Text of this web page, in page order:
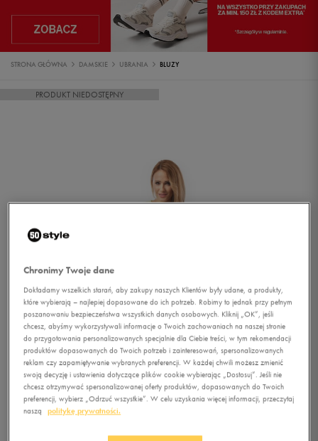
STRONA GŁÓWNA DAMSKIE UBRANIA BLUZY
PRODUKT NIEDOSTĘPNY
Chronimy Twoje dane
Dokładamy wszelkich starań, aby zakupy naszych Klientów były udane, a produkty,
które wybierają – najlepiej dopasowane do ich potrzeb. Robimy to jednak przy pełnym
poszanowaniu bezpieczeństwa wszystkich danych osobowych. Kliknij „OK”, jeśli
chcesz, abyśmy wykorzystywali informacje o Twoich zachowaniach na naszej stronie
do przygotowania personalizowanych specjalnie dla Ciebie treści, w tym rekomendacji
produktów dopasowanych do Twoich potrzeb i zainteresowań, spersonalizowanych
reklam czy zapamiętywanie wybranych preferencji. W każdej chwili możesz zmienić
swoją decyzję i ustawienia dotyczące plików cookie wybierając „Dostosuj”. Jeśli nie
chcesz otrzymywać spersonalizowanej oferty produktów, dopasowanych do Twoich
preferencji, wybierz „Odrzuć wszystkie”. W celu uzyskania więcej informacji, przeczytaj
naszą
politykę prywatności.